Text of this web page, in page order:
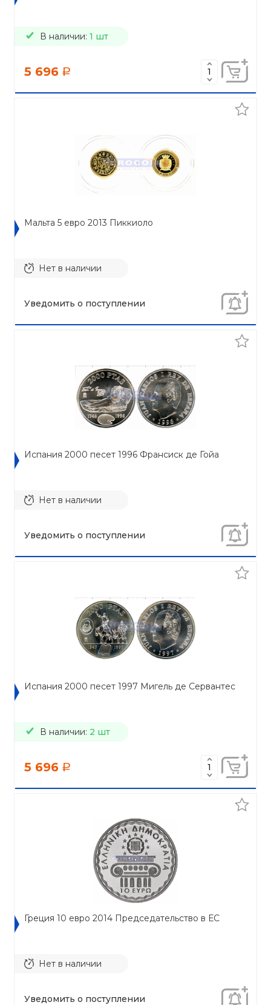
В наличии: 1 шт
5 696 a
Мальта 5 евро 2013 Пиккиоло
Нет в наличии
Уведомить о поступлении
Испания 2000 песет 1996 Франсиск де Гойа
Нет в наличии
Уведомить о поступлении
Испания 2000 песет 1997 Мигель де Сервантес
В наличии: 2 шт
5 696 a
Греция 10 евро 2014 Председательство в ЕС
Нет в наличии
Уведомить о поступлении